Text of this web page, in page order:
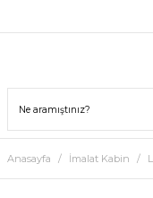
Anasayfa İmalat Kabin